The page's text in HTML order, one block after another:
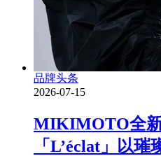
品牌头条
2026-07-15
MIKIMOTO全
「L’éclat」以